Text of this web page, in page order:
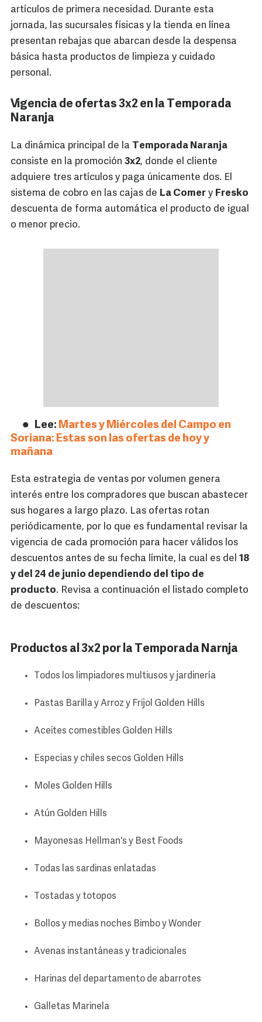
artículos de primera necesidad. Durante esta
jornada, las sucursales físicas y la tienda en línea
presentan rebajas que abarcan desde la despensa
básica hasta productos de limpieza y cuidado
personal.
Vigencia de ofertas 3x2 en la Temporada
Naranja
La dinámica principal de la Temporada Naranja
consiste en la promoción 3x2, donde el cliente
adquiere tres artículos y paga únicamente dos. El
sistema de cobro en las cajas de La Comer y Fresko
descuenta de forma automática el producto de igual
o menor precio.
Lee: Martes y Miércoles del Campo en
Soriana: Estas son las ofertas de hoy y
mañana
Esta estrategia de ventas por volumen genera
interés entre los compradores que buscan abastecer
sus hogares a largo plazo. Las ofertas rotan
periódicamente, por lo que es fundamental revisar la
vigencia de cada promoción para hacer válidos los
descuentos antes de su fecha límite, la cual es del 18
y del 24 de junio dependiendo del tipo de
producto. Revisa a continuación el listado completo
de descuentos:
Productos al 3x2 por la Temporada Narnja
Todos los limpiadores multiusos y jardinería
Pastas Barilla y Arroz y Frijol Golden Hills
Aceites comestibles Golden Hills
Especias y chiles secos Golden Hills
Moles Golden Hills
Atún Golden Hills
Mayonesas Hellman's y Best Foods
Todas las sardinas enlatadas
Tostadas y totopos
Bollos y medias noches Bimbo y Wonder
Avenas instantáneas y tradicionales
Harinas del departamento de abarrotes
Galletas Marinela